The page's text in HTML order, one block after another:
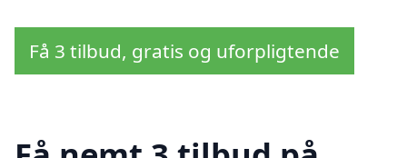
Få 3 tilbud, gratis og uforpligtende